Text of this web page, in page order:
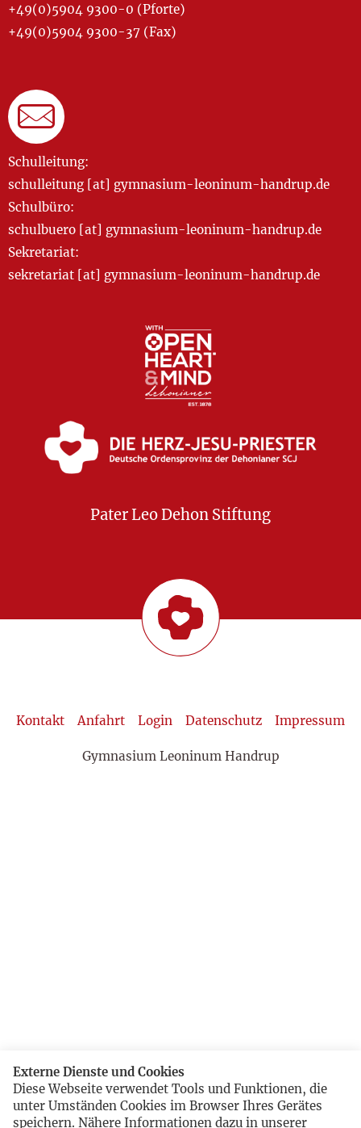
+49(0)5904 9300-0 (Pforte)
+49(0)5904 9300-37 (Fax)
Schulleitung:
schulleitung [at] gymnasium-leoninum-handrup.de
Schulbüro:
schulbuero [at] gymnasium-leoninum-handrup.de
Sekretariat:
sekretariat [at] gymnasium-leoninum-handrup.de
Pater Leo Dehon Stiftung
Kontakt Anfahrt Login Datenschutz Impressum
Gymnasium Leoninum Handrup
Externe Dienste und Cookies
Diese Webseite verwendet Tools und Funktionen, die
unter Umständen Cookies im Browser Ihres Gerätes
speichern. Nähere Informationen dazu in unserer